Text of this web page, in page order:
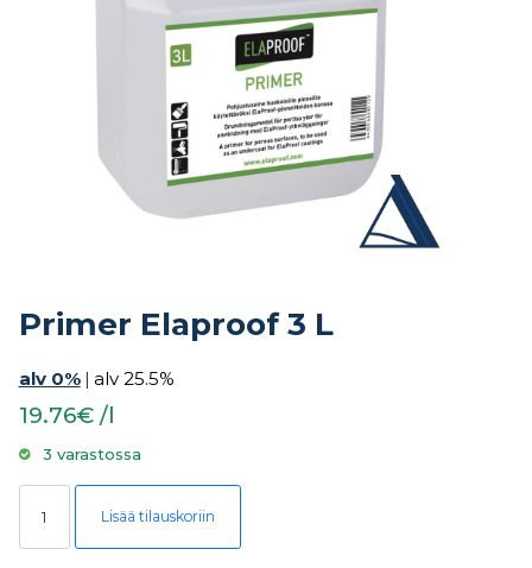
Primer Elaproof 3 L
alv 0% | alv 25.5%
19.76€ /l
3 varastossa
Primer Elaproof 3 L määrä
Lisää tilauskoriin